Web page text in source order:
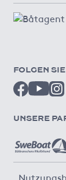
FOLGEN
UNSERE